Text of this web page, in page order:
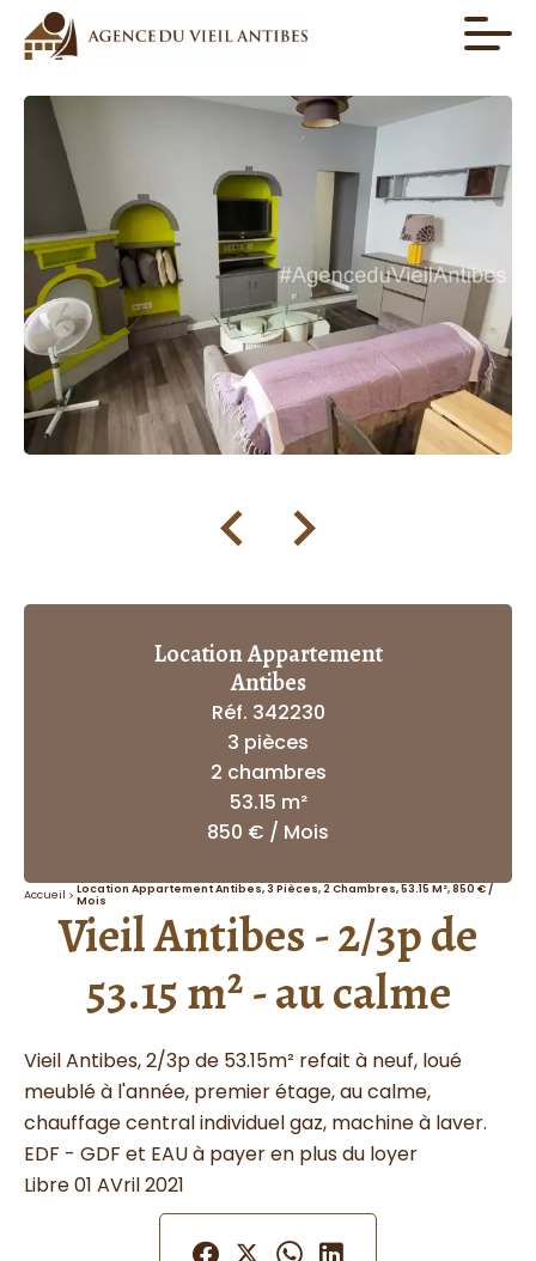
Location Appartement
Antibes
Réf. 342230
3 pièces
2 chambres
53.15 m²
850 € / Mois
Accueil
Location Appartement Antibes, 3 Pièces, 2 Chambres, 53.15 M², 850 € /
Mois
Vieil Antibes - 2/3p de
53.15 m² - au calme
Vieil Antibes, 2/3p de 53.15m² refait à neuf, loué
meublé à l'année, premier étage, au calme,
chauffage central individuel gaz, machine à laver.
EDF - GDF et EAU à payer en plus du loyer
Libre 01 AVril 2021